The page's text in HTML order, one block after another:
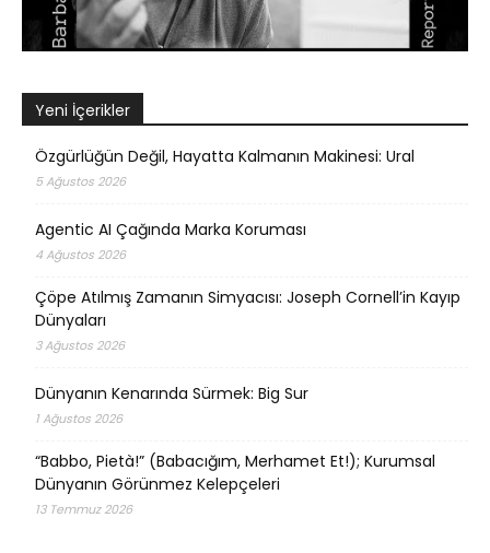
Yeni İçerikler
Özgürlüğün Değil, Hayatta Kalmanın Makinesi: Ural
5 Ağustos 2026
Agentic AI Çağında Marka Koruması
4 Ağustos 2026
Çöpe Atılmış Zamanın Simyacısı: Joseph Cornell’in Kayıp
Dünyaları
3 Ağustos 2026
Dünyanın Kenarında Sürmek: Big Sur
1 Ağustos 2026
“Babbo, Pietà!” (Babacığım, Merhamet Et!); Kurumsal
Dünyanın Görünmez Kelepçeleri
13 Temmuz 2026